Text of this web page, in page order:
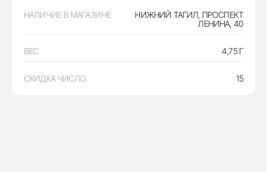
НАЛИЧИЕ В МАГАЗИНЕ
НИЖНИЙ ТАГИЛ, ПРОСПЕКТ
ЛЕНИНА, 40
ВЕС 4,75 Г
СКИДКА ЧИСЛО 15